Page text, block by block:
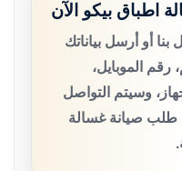
اطباق بيكو الآن
أو أرسل بياناتك
رقم الموبايل،
وسيتم التواصل
طلب صيانة غسالة